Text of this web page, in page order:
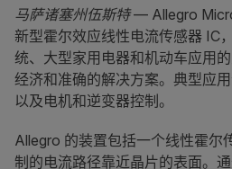
马萨诸塞州伍斯特— Allegro
新型霍尔效应线性电流传感器 IC
统、大型家用电器和机动车应用
经济和准确的解决方案。典型应
以及电机和逆变器控制。
Allegro 的装置包括一个线性霍尔
制的电流路径靠近晶片的表面。